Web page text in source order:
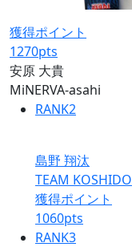
獲得ポイント
1270pts
安原 大貴
MiNERVA-asahi
RANK2
島野 翔汰
TEAM KOSHIDO
獲得ポイント
1060pts
RANK3